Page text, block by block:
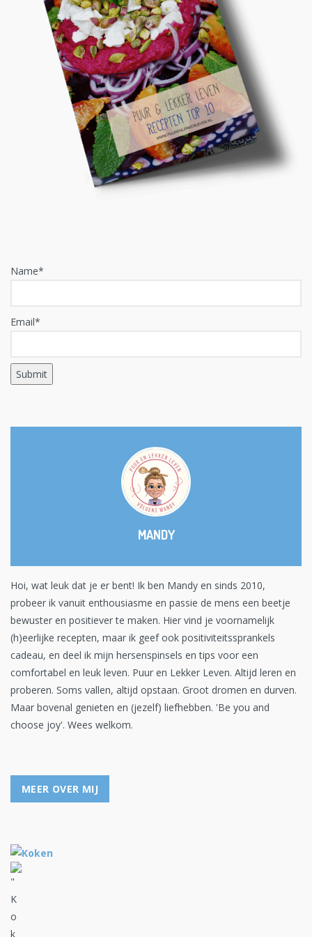
Name*
Email*
MANDY
Hoi, wat leuk dat je er bent! Ik ben Mandy en sinds 2010,
probeer ik vanuit enthousiasme en passie de mens een beetje
bewuster en positiever te maken. Hier vind je voornamelijk
(h)eerlijke recepten, maar ik geef ook positiviteitssprankels
cadeau, en deel ik mijn hersenspinsels en tips voor een
comfortabel en leuk leven. Puur en Lekker Leven. Altijd leren en
proberen. Soms vallen, altijd opstaan. Groot dromen en durven.
Maar bovenal genieten en (jezelf) liefhebben. 'Be you and
choose joy'. Wees welkom.
MEER OVER MIJ